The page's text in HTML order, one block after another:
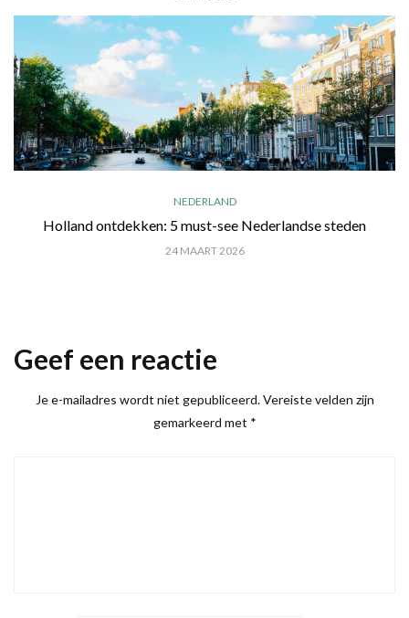
NEDERLAND
Holland ontdekken: 5 must-see Nederlandse steden
24 MAART 2026
Geef een reactie
Je e-mailadres wordt niet gepubliceerd. Vereiste velden zijn
gemarkeerd met *